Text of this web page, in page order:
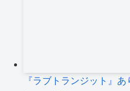
『ラブトランジット』